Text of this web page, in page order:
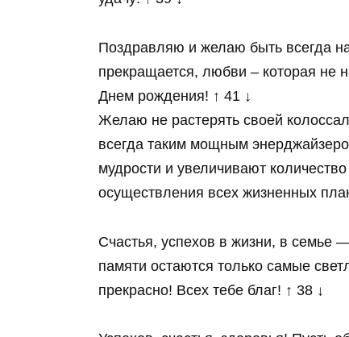
Поздравляю и желаю быть всегда
прекращается, любви – которая не
Днем рождения! ↑ 41 ↓
Желаю не растерять своей
всегда таким мощным
мудрости и увеличивают
осуществления всех жизненных
Счастья, успехов в жизни, в семье
памяти остаются только самые
прекрасно! Всех тебе благ! ↑ 38 ↓